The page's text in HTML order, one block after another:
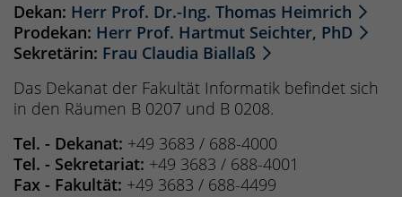
Dekan: Herr Prof. Dr.-Ing. Thomas Heimrich
Prodekan: Herr Prof. Hartmut Seichter, PhD
Sekretärin: Frau Claudia Biallaß
Das Dekanat der Fakultät Informatik befindet sich
in den Räumen B 0207 und B 0208.
Tel. - Dekanat: +49 3683 / 688-4000
Tel. - Sekretariat: +49 3683 / 688-4001
Fax - Fakultät: +49 3683 / 688-4499